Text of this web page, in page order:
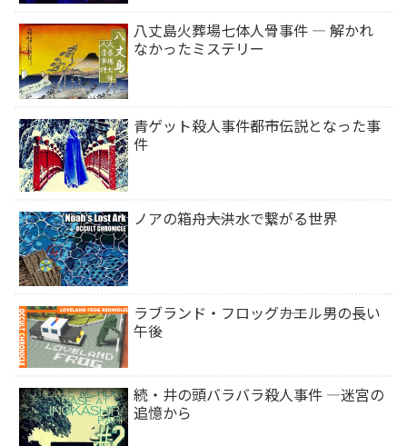
八丈島火葬場七体人骨事件 ― 解かれ
なかったミステリー
青ゲット殺人事件――都市伝説となった事
件
ノアの箱舟――大洪水で繋がる世界
ラブランド・フロッグ――カエル男の長い
午後
続・井の頭バラバラ殺人事件 ―迷宮の
追憶から